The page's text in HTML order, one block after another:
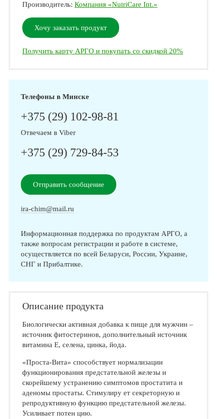
Производитель: Компания «NutriCare Int.»
Хочу заказать продукт
Получить карту АРГО и покупать со скидкой 20%
Телефоны в Минске
+375 (29) 102-98-81
Отвечаем в Viber
+375 (29) 729-84-53
Отправить сообщение
ira-chim@mail.ru
Информационная поддержка по продуктам АРГО, а
также вопросам регистрации и работе в системе,
осуществляется по всей Беларуси, России, Украине,
СНГ и Прибалтике.
Описание продукта
Биологически активная добавка к пище для мужчин –
источник фитостеринов, до­полнительный источник
витамина Е, селена, цинка, йода.
«Проста-Вита» способствует нормализа­ции
функционирования предстательной же­лезы и
скорейшему устранению симптомов простатита и
аденомы простаты. Стимулиру ет секреторную и
репродуктивную функцию предстательной железы.
Усиливает потен цию.